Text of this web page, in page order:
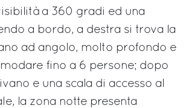
a 360 gradi ed una
a bordo, a destra si trova la
ad angolo, molto profondo e
fino a 6 persone; dopo
e una scala di accesso al
la zona notte presenta